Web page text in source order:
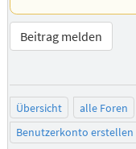
Beitrag melden
Übersicht alle Foren
Benutzerkonto erstellen